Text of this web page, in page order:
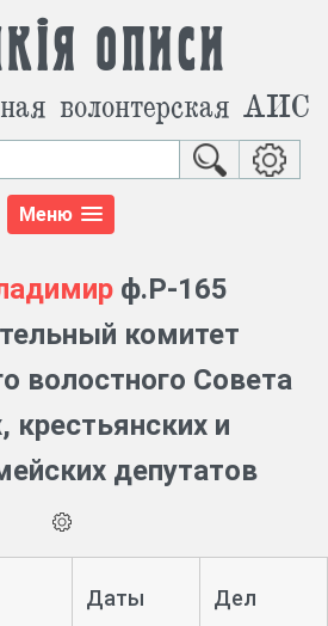
описи
волонтерская АИС
Меню
ф.Р-165
комитет
волостного Совета
крестьянских и
депутатов
Даты Дел